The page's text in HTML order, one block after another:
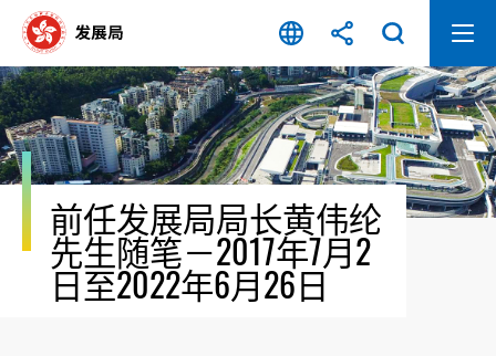
容
开
始
前任发展局局长黄伟纶
先生随笔－2017年7月2
日至2022年6月26日